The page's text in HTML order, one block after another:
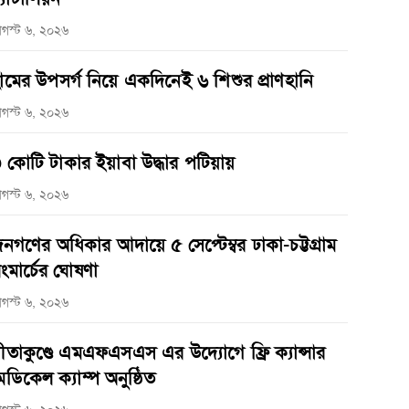
৬, ২০২৬
উপসর্গ নিয়ে একদিনেই ৬ শিশুর প্রাণহানি
৬, ২০২৬
টাকার ইয়াবা উদ্ধার পটিয়ায়
৬, ২০২৬
অধিকার আদায়ে ৫ সেপ্টেম্বর ঢাকা-চট্টগ্রাম
ঘোষণা
৬, ২০২৬
এমএফএসএস এর উদ্যোগে ফ্রি ক্যান্সার
ক্যাম্প অনুষ্ঠিত